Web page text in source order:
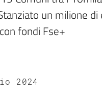
un milione di
fondi Fse+
2024